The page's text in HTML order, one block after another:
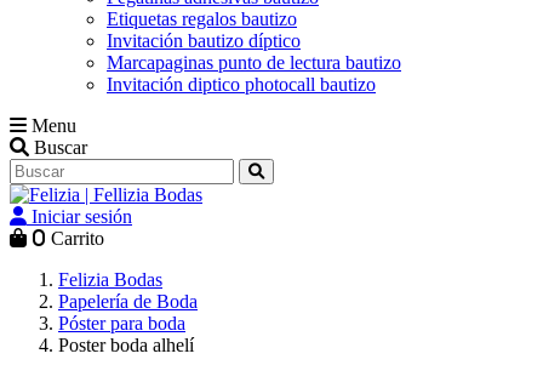
Etiquetas regalos bautizo
Invitación bautizo díptico
Marcapaginas punto de lectura bautizo
Invitación diptico photocall bautizo
Menu
Buscar
Iniciar sesión
0 Carrito
Felizia Bodas
Papelería de Boda
Póster para boda
Poster boda alhelí